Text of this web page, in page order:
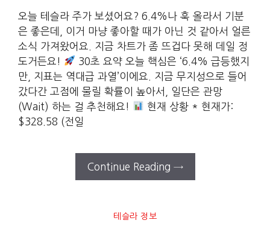
오늘 테슬라 주가 보셨어요? 6.4%나 훅 올라서 기분
은 좋은데, 이거 마냥 좋아할 때가 아닌 것 같아서 얼른
소식 가져왔어요. 지금 차트가 좀 뜨겁다 못해 데일 정
도거든요!
30초 요약 오늘 핵심은 ‘6.4% 급등했지
만, 지표는 역대급 과열’이에요. 지금 무지성으로 들어
갔다간 고점에 물릴 확률이 높아서, 일단은 관망
(Wait) 하는 걸 추천해요!
현재 상황 * 현재가:
$328.58 (전일
Continue Reading →
테슬라 정보